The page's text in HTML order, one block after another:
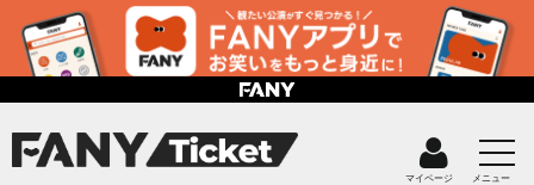
マイページ メニュー